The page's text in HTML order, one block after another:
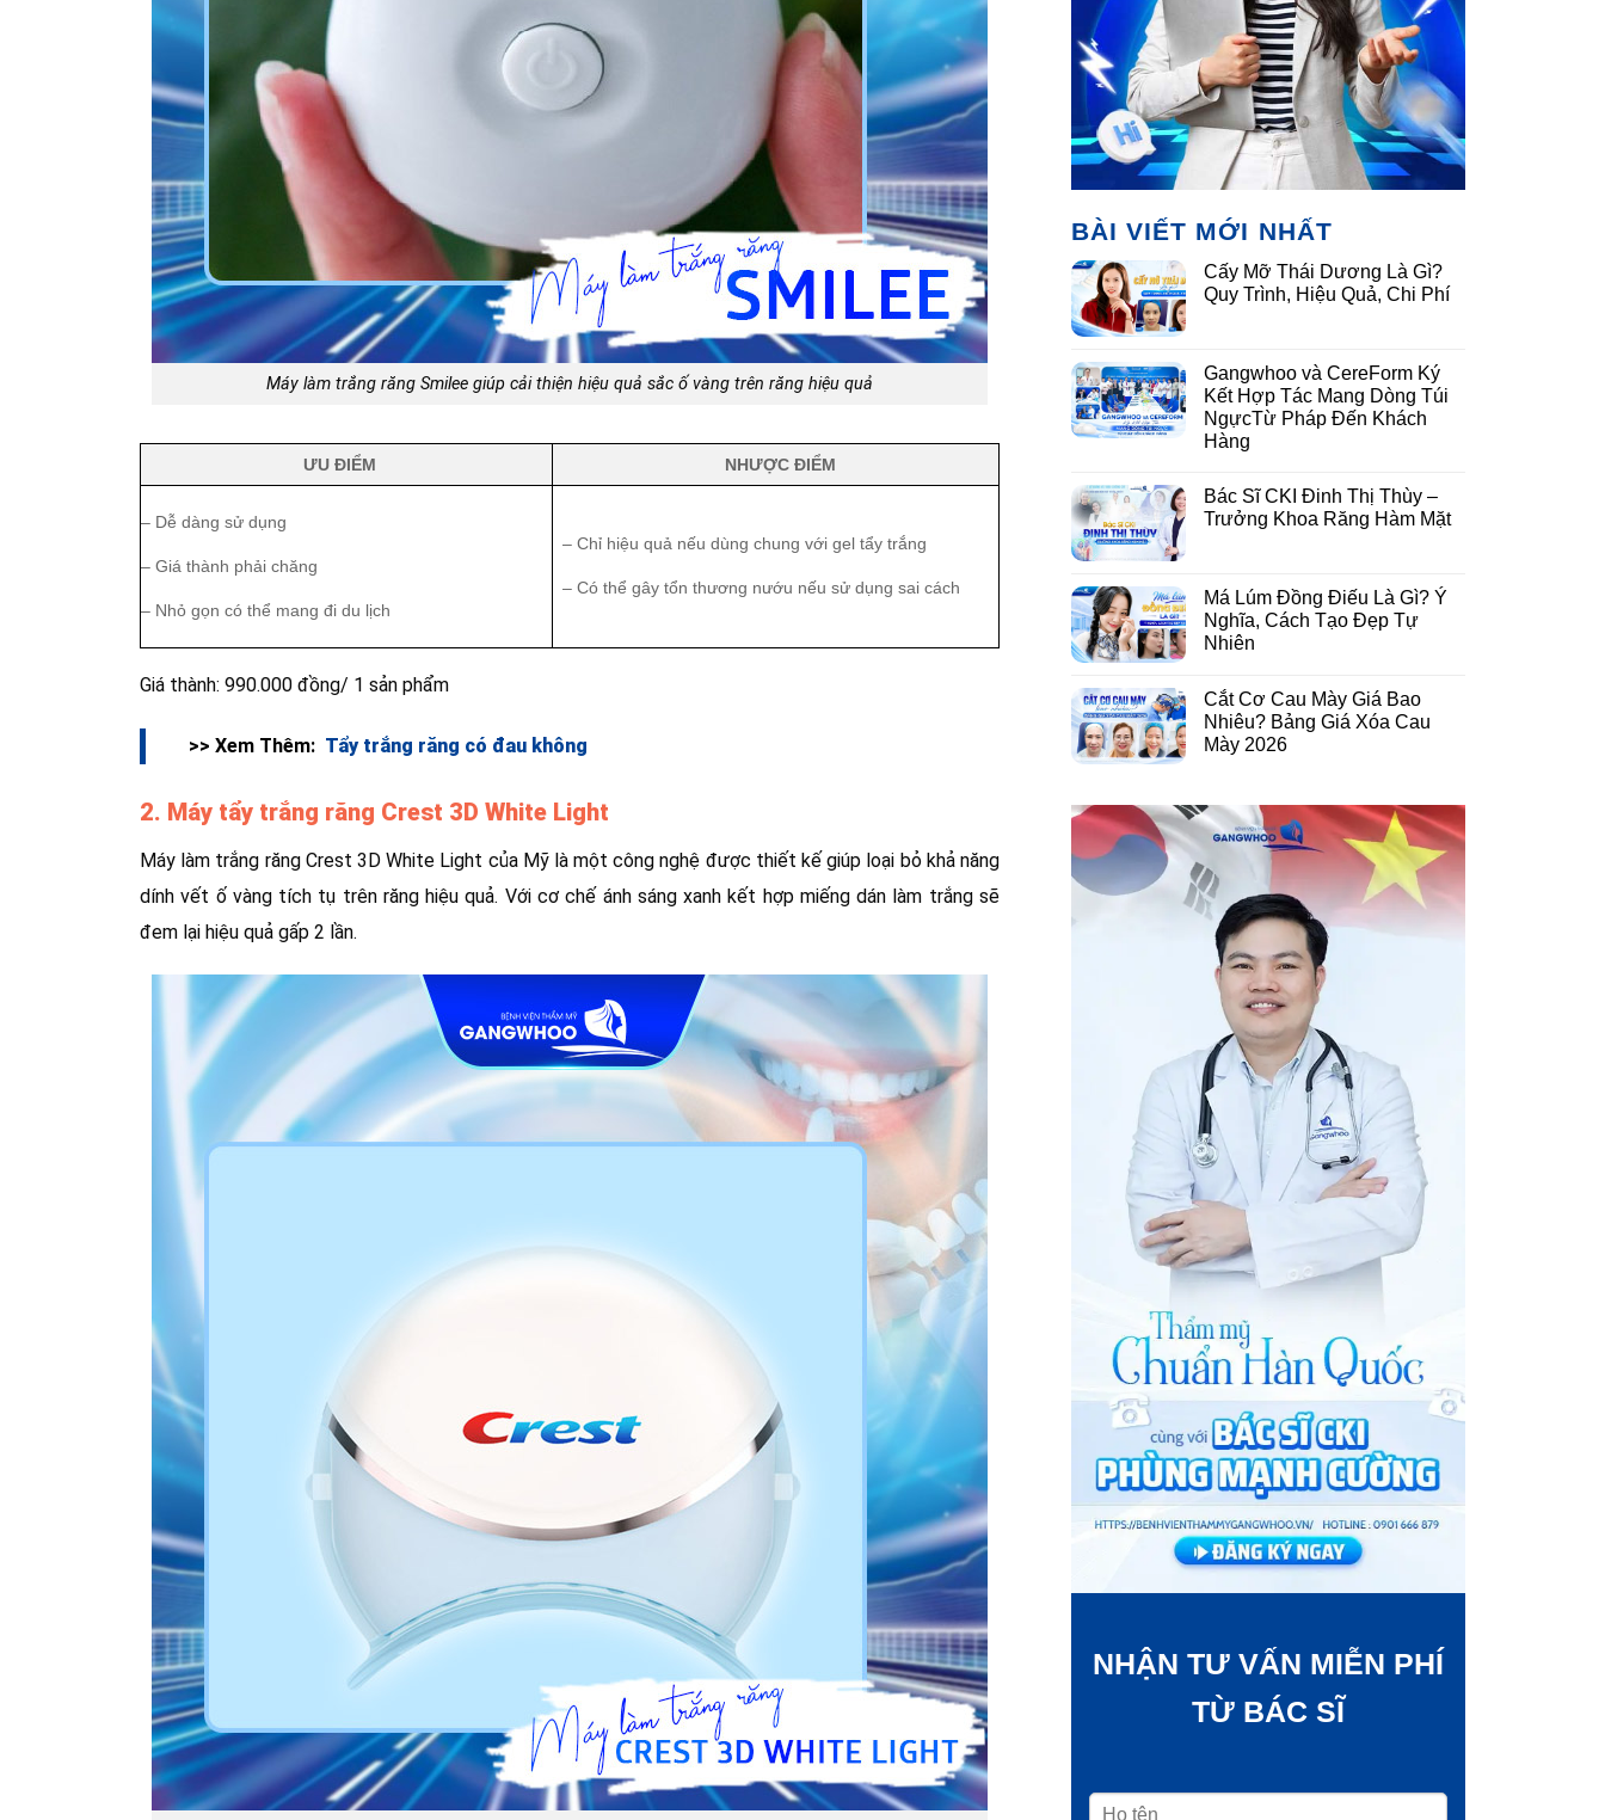
Máy làm trắng răng Smilee giúp cải thiện hiệu quả sắc ố vàng trên răng hiệu quả
ƯU ĐIỂM NHƯỢC ĐIỂM
– Dễ dàng sử dụng
– Giá thành phải chăng
– Nhỏ gọn có thể mang đi du lịch
– Chỉ hiệu quả nếu dùng chung với gel tẩy trắng
– Có thể gây tổn thương nướu nếu sử dụng sai cách
Giá thành: 990.000 đồng/ 1 sản phẩm
>> Xem Thêm: Tẩy trắng răng có đau không
2. Máy tẩy trắng răng Crest 3D White Light
Máy làm trắng răng Crest 3D White Light của Mỹ là một công nghệ được thiết kế giúp loại bỏ khả năng
dính vết ố vàng tích tụ trên răng hiệu quả. Với cơ chế ánh sáng xanh kết hợp miếng dán làm trắng sẽ
đem lại hiệu quả gấp 2 lần.
BÀI VIẾT MỚI NHẤT
Cấy Mỡ Thái Dương Là Gì?
Quy Trình, Hiệu Quả, Chi Phí
Gangwhoo và CereForm Ký
Kết Hợp Tác Mang Dòng Túi
NgựcTừ Pháp Đến Khách
Hàng
Bác Sĩ CKI Đinh Thị Thùy –
Trưởng Khoa Răng Hàm Mặt
Má Lúm Đồng Điếu Là Gì? Ý
Nghĩa, Cách Tạo Đẹp Tự
Nhiên
Cắt Cơ Cau Mày Giá Bao
Nhiêu? Bảng Giá Xóa Cau
Mày 2026
NHẬN TƯ VẤN MIỄN PHÍ
TỪ BÁC SĨ